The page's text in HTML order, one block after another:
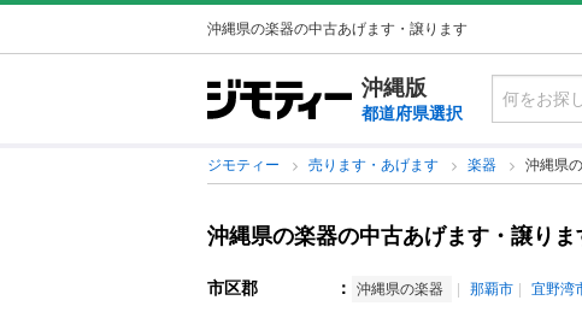
沖縄県の楽器の中古あげます・譲ります
沖縄版
都道府県選択
ジモティー 売ります・あげます 楽器 沖縄県
沖縄県の楽器の中古あげます・譲りま
市区郡 ： 沖縄県の楽器 那覇市 宜野湾